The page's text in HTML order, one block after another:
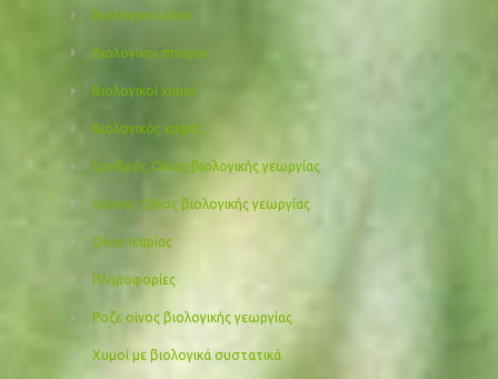
Βιολογικοί οίνοι
Βιολογικοί σπόροι
Βιολογικοί χυμοί
Βιολογικός καφές
Ερυθρός Οίνος βιολογικής γεωργίας
Λευκός Οίνος βιολογικής γεωργίας
Οίνοι Ικαρίας
Πληροφορίες
Ροζε οίνος βιολογικής γεωργίας
Χυμοί με βιολογικά συστατικά